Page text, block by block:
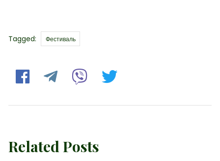
Tagged: Tags
Фестиваль
Related Posts